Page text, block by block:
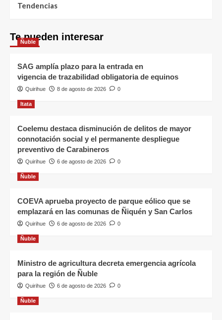
Tendencias
Te pueden interesar
Ñuble
SAG amplía plazo para la entrada en
vigencia de trazabilidad obligatoria de equinos
Quirihue 8 de agosto de 2026 0
Itata
Coelemu destaca disminución de delitos de mayor
connotación social y el permanente despliegue
preventivo de Carabineros
Quirihue 6 de agosto de 2026 0
Ñuble
COEVA aprueba proyecto de parque eólico que se
emplazará en las comunas de Ñiquén y San Carlos
Quirihue 6 de agosto de 2026 0
Ñuble
Ministro de agricultura decreta emergencia agrícola
para la región de Ñuble
Quirihue 6 de agosto de 2026 0
Ñuble